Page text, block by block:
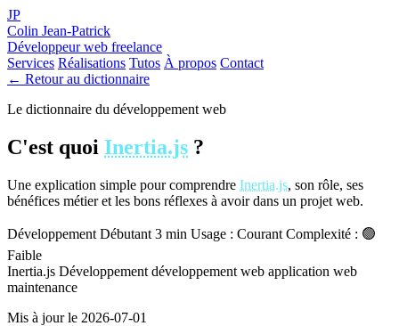
JP
Colin Jean-Patrick
Développeur web freelance
Services Réalisations Tutos À propos Contact
← Retour au dictionnaire
Le dictionnaire du développement web
C'est quoi Inertia.js ?
Une explication simple pour comprendre Inertia.js, son rôle, ses
bénéfices métier et les bons réflexes à avoir dans un projet web.
Développement Débutant 3 min Usage : Courant Complexité : 🟢
Faible
Inertia.js Développement développement web application web
maintenance
Mis à jour le 2026-07-01